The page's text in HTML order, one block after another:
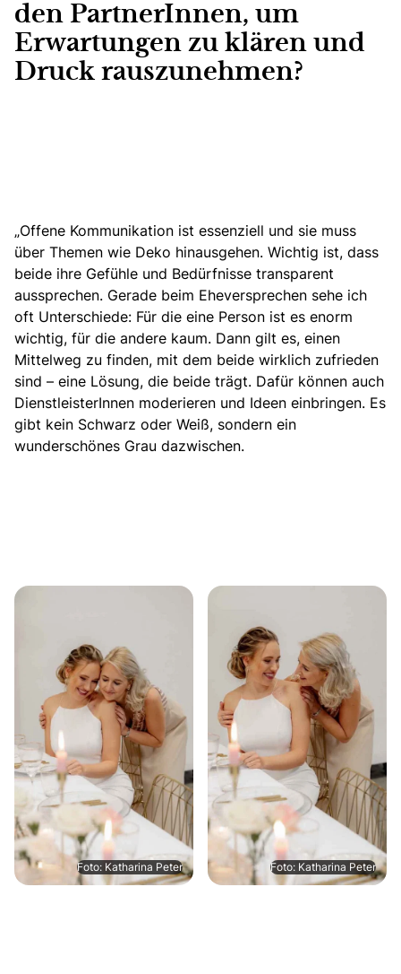
den PartnerInnen, um
Erwartungen zu klären und
Druck rauszunehmen?
„Offene Kommunikation ist essenziell und sie muss
über Themen wie Deko hinausgehen. Wichtig ist, dass
beide ihre Gefühle und Bedürfnisse transparent
aussprechen. Gerade beim Eheversprechen sehe ich
oft Unterschiede: Für die eine Person ist es enorm
wichtig, für die andere kaum. Dann gilt es, einen
Mittelweg zu finden, mit dem beide wirklich zufrieden
sind – eine Lösung, die beide trägt. Dafür können auch
DienstleisterInnen moderieren und Ideen einbringen. Es
gibt kein Schwarz oder Weiß, sondern ein
wunderschönes Grau dazwischen.
Foto: Katharina Peter Foto: Katharina Peter